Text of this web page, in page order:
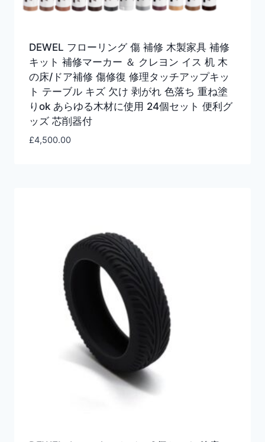
DEWEL フローリング 傷 補修 木製家具 補修
キット 補修マーカー ＆ クレヨン イス 机 木
の床/ドア補修 傷修復 修理タッチアップキッ
ト テーブル キズ 欠け 剥がれ 色落ち 重ね塗
りok あらゆる木材に使用 24個セット 便利グ
ッズ 芯削器付
£4,500.00